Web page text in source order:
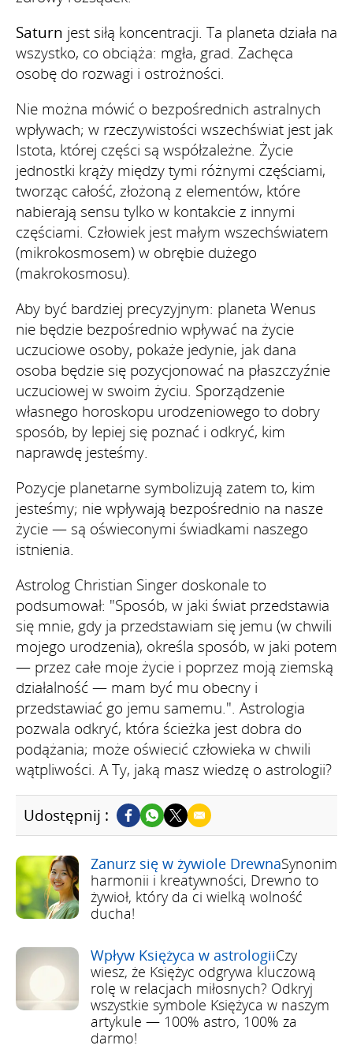
Saturn jest siłą koncentracji. Ta planeta działa na
wszystko, co obciąża: mgła, grad. Zachęca
osobę do rozwagi i ostrożności.
Nie można mówić o bezpośrednich astralnych
wpływach; w rzeczywistości wszechświat jest jak
Istota, której części są współzależne. Życie
jednostki krąży między tymi różnymi częściami,
tworząc całość, złożoną z elementów, które
nabierają sensu tylko w kontakcie z innymi
częściami. Człowiek jest małym wszechświatem
(mikrokosmosem) w obrębie dużego
(makrokosmosu).
Aby być bardziej precyzyjnym: planeta Wenus
nie będzie bezpośrednio wpływać na życie
uczuciowe osoby, pokaże jedynie, jak dana
osoba będzie się pozycjonować na płaszczyźnie
uczuciowej w swoim życiu. Sporządzenie
własnego horoskopu urodzeniowego to dobry
sposób, by lepiej się poznać i odkryć, kim
naprawdę jesteśmy.
Pozycje planetarne symbolizują zatem to, kim
jesteśmy; nie wpływają bezpośrednio na nasze
życie — są oświeconymi świadkami naszego
istnienia.
Astrolog Christian Singer doskonale to
podsumował: "Sposób, w jaki świat przedstawia
się mnie, gdy ja przedstawiam się jemu (w chwili
mojego urodzenia), określa sposób, w jaki potem
— przez całe moje życie i poprzez moją ziemską
działalność — mam być mu obecny i
przedstawiać go jemu samemu.". Astrologia
pozwala odkryć, która ścieżka jest dobra do
podążania; może oświecić człowieka w chwili
wątpliwości. A Ty, jaką masz wiedzę o astrologii?
Udostępnij :
Zanurz się w żywiole DrewnaSynonim
harmonii i kreatywności, Drewno to
żywioł, który da ci wielką wolność
ducha!
Wpływ Księżyca w astrologiiCzy
wiesz, że Księżyc odgrywa kluczową
rolę w relacjach miłosnych? Odkryj
wszystkie symbole Księżyca w naszym
artykule — 100% astro, 100% za
darmo!